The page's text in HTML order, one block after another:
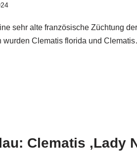
sehr alte französische Züchtung
wurden Clematis florida und
Clematis ‚Lady